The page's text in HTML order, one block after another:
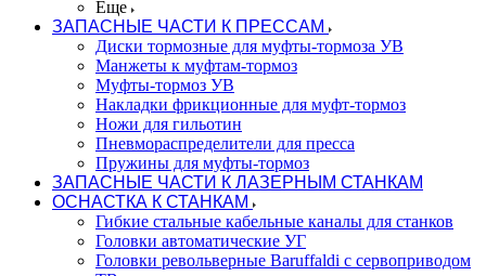
Еще
ЗАПАСНЫЕ ЧАСТИ К ПРЕССАМ
Диски тормозные для муфты-тормоза УВ
Манжеты к муфтам-тормоз
Муфты-тормоз УВ
Накладки фрикционные для муфт-тормоз
Ножи для гильотин
Пневмораспределители для пресса
Пружины для муфты-тормоз
ЗАПАСНЫЕ ЧАСТИ К ЛАЗЕРНЫМ СТАНКАМ
ОСНАСТКА К СТАНКАМ
Гибкие стальные кабельные каналы для станков
Головки автоматические УГ
Головки револьверные Baruffaldi с сервоприводом